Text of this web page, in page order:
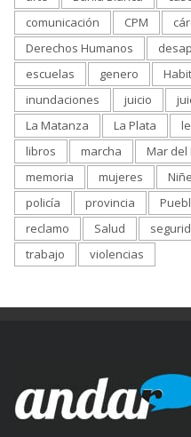
comunicación
CPM
Derechos Humanos
escuelas
genero
inundaciones
juicio
La Matanza
La Plata
libros
marcha Mar del
memoria
mujeres
policía
provincia
reclamo
Salud
trabajo
violencias